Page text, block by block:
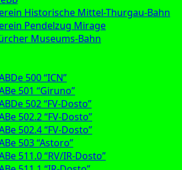
Historische Mittel-Thurgau-Bahn
Pendelzug Mirage
Museums-Bahn
500 “ICN”
501 “Giruno”
502 “FV-Dosto”
502.2 “FV-Dosto”
502.4 “FV-Dosto”
503 “Astoro”
511.0 “RV/IR-Dosto”